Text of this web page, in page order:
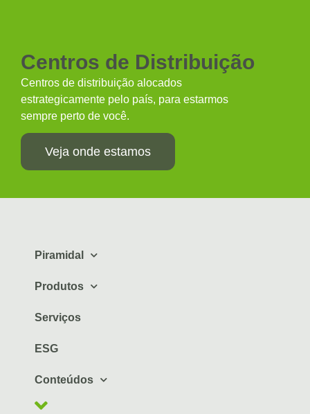
Centros de Distribuição
Centros de distribuição alocados
estrategicamente pelo país, para estarmos
sempre perto de você.
Veja onde estamos
Piramidal
Produtos
Serviços
ESG
Conteúdos